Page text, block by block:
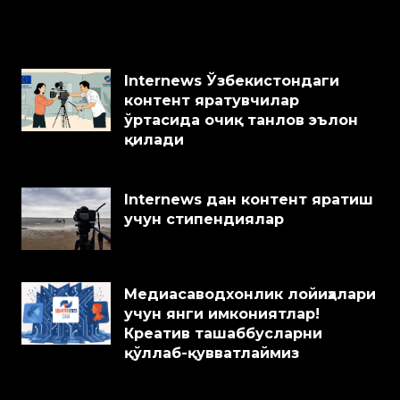
Internews Ўзбекистондаги
контент яратувчилар
ўртасида очиқ танлов эълон
қилади
Internews дан контент яратиш
учун стипендиялар
Медиасаводхонлик лойиҳалари
учун янги имкониятлар!
Креатив ташаббусларни
қўллаб-қувватлаймиз